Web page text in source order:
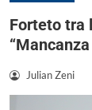
Forteto tra
Julian Zeni